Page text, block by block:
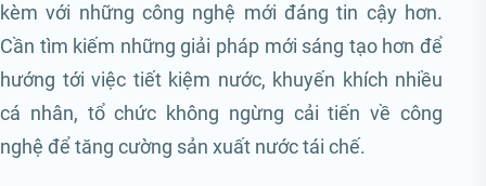
kèm với những công nghệ mới đáng tin cậy hơn.
Cần tìm kiếm những giải pháp mới sáng tạo hơn để
hướng tới việc tiết kiệm nước, khuyến khích nhiều
cá nhân, tổ chức không ngừng cải tiến về công
nghệ để tăng cường sản xuất nước tái chế.